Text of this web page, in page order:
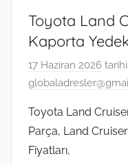
Toyota Land
Kaporta
17 Haziran 2026
Toyota Land
Parça, Land
Fiyatları,